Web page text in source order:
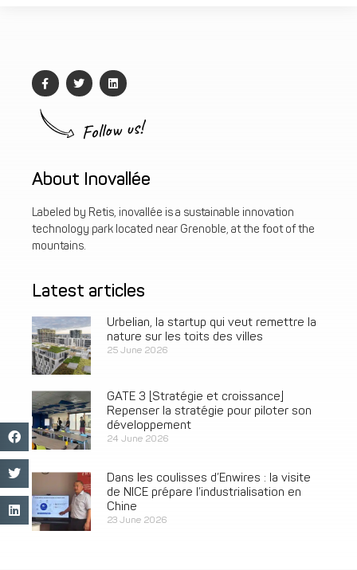
Follow us!
About Inovallée
Labeled by Retis, inovallée is a sustainable innovation
technology park located near Grenoble, at the foot of the
mountains.
Latest articles
Urbelian, la startup qui veut remettre la
nature sur les toits des villes
25 June 2026
GATE 3 [Stratégie et croissance]
Repenser la stratégie pour piloter son
développement
24 June 2026
Dans les coulisses d’Enwires : la visite
de NICE prépare l’industrialisation en
Chine
23 June 2026